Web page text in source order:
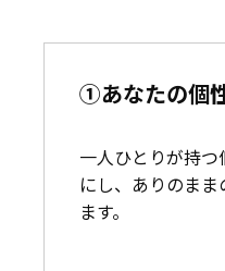
①あなたの個
一人ひとりが持
にし、ありのま
ます。